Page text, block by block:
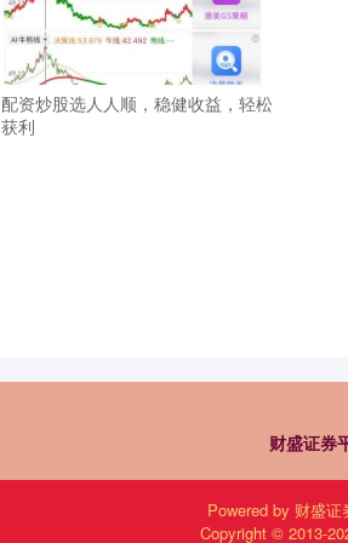
配资炒股选人人顺，稳健收益，轻松
获利
财盛证券
Powered by 财盛证
Copyright © 2013-